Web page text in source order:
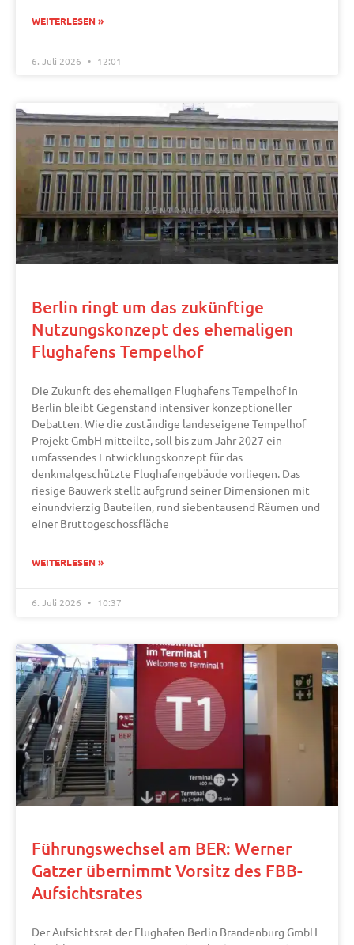
WEITERLESEN »
6. Juli 2026 12:01
Berlin ringt um das zukünftige
Nutzungskonzept des ehemaligen
Flughafens Tempelhof
Die Zukunft des ehemaligen Flughafens Tempelhof in
Berlin bleibt Gegenstand intensiver konzeptioneller
Debatten. Wie die zuständige landeseigene Tempelhof
Projekt GmbH mitteilte, soll bis zum Jahr 2027 ein
umfassendes Entwicklungskonzept für das
denkmalgeschützte Flughafengebäude vorliegen. Das
riesige Bauwerk stellt aufgrund seiner Dimensionen mit
einundvierzig Bauteilen, rund siebentausend Räumen und
einer Bruttogeschossfläche
WEITERLESEN »
6. Juli 2026 10:37
Führungswechsel am BER: Werner
Gatzer übernimmt Vorsitz des FBB-
Aufsichtsrates
Der Aufsichtsrat der Flughafen Berlin Brandenburg GmbH